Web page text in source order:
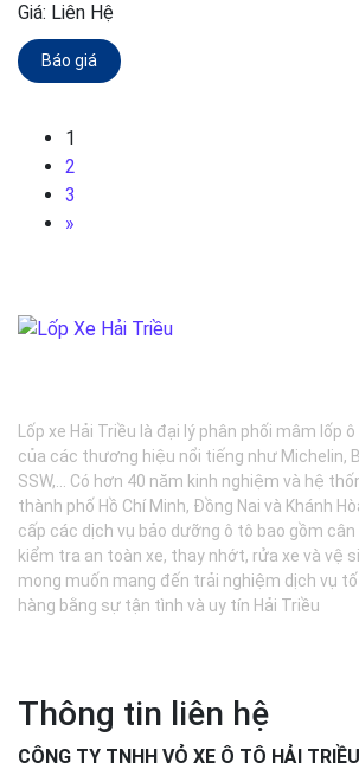
Giá: Liên Hệ
Báo giá
1
2
3
»
Lốp xe Hải Triều là đại lý phân phối mâm lốp
của các thương hiệu nổi tiếng như Michelin,
SSW,... Có hơn 40 năm kinh nghiệm và hệ
thành phố Hồ Chí Minh, Đồng Nai và Khánh
cấp các dịch vụ bảo dưỡng ô tô bao gồm
kiểm tra an toàn xe, thay nhớt, rửa xe và vệ
mong muốn mang đến trải nghiệm dịch vụ
hàng bằng sự tận tình và uy tín Hải Triều
Thông tin liên hệ
CÔNG TY TNHH VỎ XE Ô TÔ HẢI TRIỀU